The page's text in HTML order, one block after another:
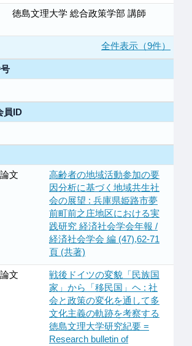
徳島文理大学 総合政策学部 講師
全件表示（9件）
員ID
論文
高齢者の地域活動参加の要
因分析に基づく地域共生社
会の展望 : 兵庫県姫路市夢
前町前之庄地区における実
践研究 経済社会学会年報 /
経済社会学会 編 (47),62-71
頁 (共著)
論文
戦後ドイツの変貌「民族国
家」から「移民国」ヘ : 社
会と政策の変化を通して多
文化主義の軌跡を考察する
徳島文理大学研究紀要 =
Research bulletin of